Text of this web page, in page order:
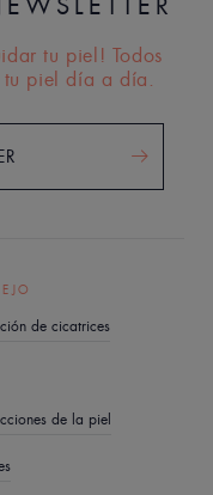
tu piel! Todos
tu piel día a día.
de cicatrices
de la piel